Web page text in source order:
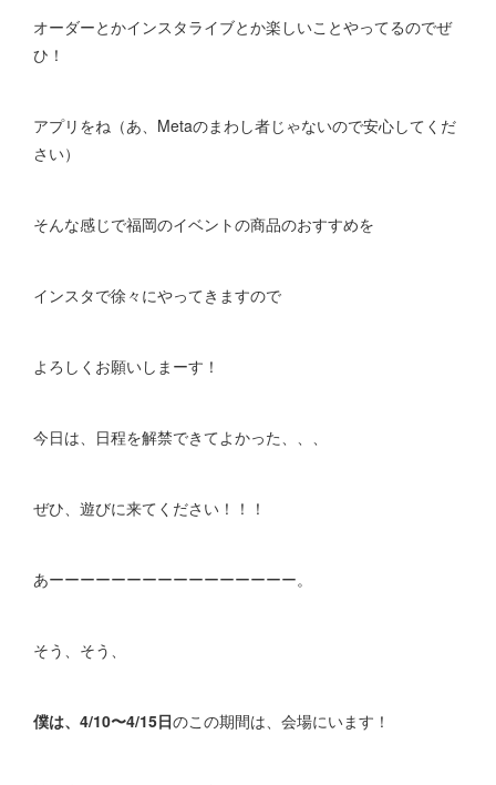
オーダーとかインスタライブとか楽しいことやってるのでぜ
ひ！
アプリをね（あ、Metaのまわし者じゃないので安心してくだ
さい）
そんな感じで福岡のイベントの商品のおすすめを
インスタで徐々にやってきますので
よろしくお願いしまーす！
今日は、日程を解禁できてよかった、、、
ぜひ、遊びに来てください！！！
あーーーーーーーーーーーーーーーー。
そう、そう、
僕は、4/10〜4/15日のこの期間は、会場にいます！